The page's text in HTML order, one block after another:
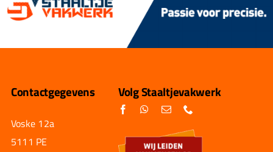
Contactgegevens
Voske 12a
5111 PE
Volg Staaltjevakwerk